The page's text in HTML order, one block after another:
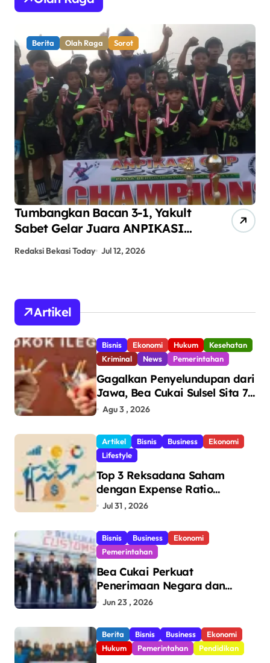
Berita Olah Raga Pemerintahan Sorot
ANPIKASI CUP 2026 Jadi Ajang
Pembinaan Bakat Sepak Bola
Redaksi Bekasi Today
Artikel
Bisnis Ekonomi Hukum
Kesehatan
Kriminal
News Pemerintahan
Gagalkan Penyelundupan dari
Jawa, Bea Cukai Sulsel Sita 7,8
Juta Batang Rokok Ilegal
Makassar
Agu 3 , 2026
Artikel Bisnis Business
Ekonomi
Lifestyle
Top 3 Reksadana Saham
dengan Expense Ratio
Terendah
Jul 31 , 2026
Bisnis Business
Ekonomi
Pemerintahan
Bea Cukai Perkuat
Penerimaan Negara dan
Pengawasan, Setor Rp123,8
Jun 23 , 2026
Berita Bisnis Business
Ekonomi
Hukum
Pemerintahan Pendidikan